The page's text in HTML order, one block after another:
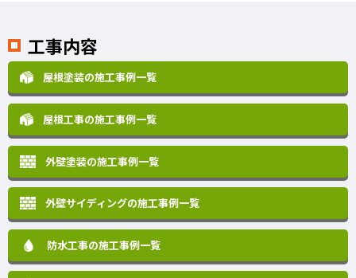
工事内容
屋根塗装の施工事例一覧
屋根工事の施工事例一覧
外壁塗装の施工事例一覧
外壁サイディングの施工事例一覧
防水工事の施工事例一覧